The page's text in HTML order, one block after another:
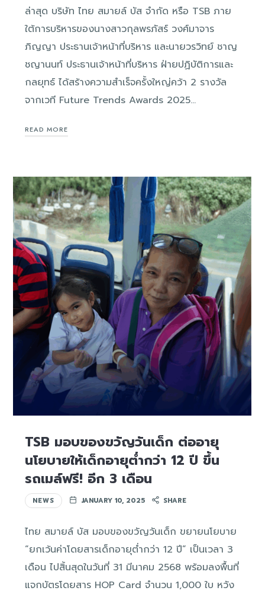
ล่าสุด บริษัท ไทย สมายล์ บัส จำกัด หรือ TSB ภาย
ใต้การบริหารของนางสาวกุลพรภัสร์ วงศ์มาจาร
ภิญญา ประธานเจ้าหน้าที่บริหาร และนายวรวิทย์ ชาญ
ชญานนท์ ประธานเจ้าหน้าที่บริหาร ฝ่ายปฏิบัติการและ
กลยุทธ์ ได้สร้างความสำเร็จครั้งใหญ่คว้า 2 รางวัล
จากเวที Future Trends Awards 2025…
READ MORE
TSB มอบของขวัญวันเด็ก ต่ออายุ
นโยบายให้เด็กอายุต่ำกว่า 12 ปี ขึ้น
รถเมล์ฟรี! อีก 3 เดือน
NEWS JANUARY 10, 2025 SHARE
ไทย สมายล์ บัส มอบของขวัญวันเด็ก ขยายนโยบาย
“ยกเว้นค่าโดยสารเด็กอายุต่ำกว่า 12 ปี” เป็นเวลา 3
เดือน ไปสิ้นสุดในวันที่ 31 มีนาคม 2568 พร้อมลงพื้นที่
แจกบัตรโดยสาร HOP Card จำนวน 1,000 ใบ หวัง